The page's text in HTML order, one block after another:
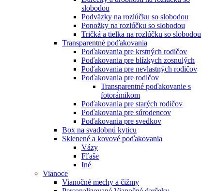
slobodou
Podväzky na rozlúčku so slobodou
Ponožky na rozlúčku so slobodou
Tričká a tielka na rozlúčku so slobodou
Transparentné poďakovania
Poďakovania pre krstných rodičov
Poďakovania pre blízkych zosnulých
Poďakovania pre nevlastných rodičov
Poďakovania pre rodičov
Transparentné poďakovanie s
fotorámikom
Poďakovania pre starých rodičov
Poďakovania pre súrodencov
Poďakovania pre svedkov
Box na svadobnú kyticu
Sklenené a kovové poďakovania
Vázy
Fľaše
Iné
Vianoce
Vianočné mechy a čižmy